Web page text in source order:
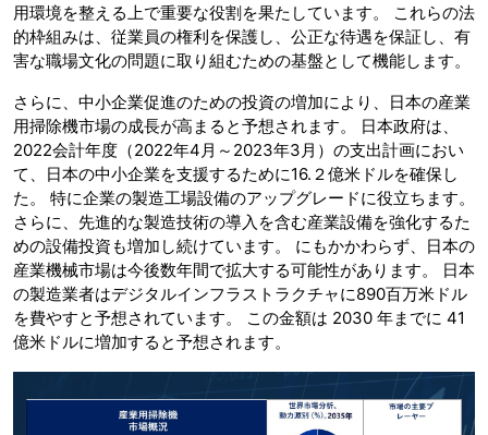
用環境を整える上で重要な役割を果たしています。 これらの法
的枠組みは、従業員の権利を保護し、公正な待遇を保証し、有
害な職場文化の問題に取り組むための基盤として機能します。
さらに、中小企業促進のための投資の増加により、日本の産業
用掃除機市場の成長が高まると予想されます。 日本政府は、
2022会計年度（2022年4月～2023年3月）の支出計画におい
て、日本の中小企業を支援するために16.２億米ドルを確保し
た。 特に企業の製造工場設備のアップグレードに役立ちます。
さらに、先進的な製造技術の導入を含む産業設備を強化するた
めの設備投資も増加し続けています。 にもかかわらず、日本の
産業機械市場は今後数年間で拡大する可能性があります。 日本
の製造業者はデジタルインフラストラクチャに890百万米ドル
を費やすと予想されています。 この金額は 2030 年までに 41
億米ドルに増加すると予想されます。